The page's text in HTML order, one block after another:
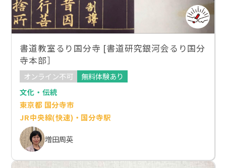
書道教室るり国分寺 [書道研究銀河会るり国分
寺本部］
オンライン不可
無料体験あり
文化・伝統
東京都 国分寺市
JR中央線(快速)・国分寺駅
増田周英